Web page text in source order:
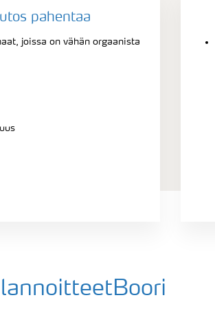
pahentaa
joissa on vähän orgaanista